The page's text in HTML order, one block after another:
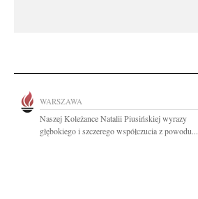
WARSZAWA
Naszej Koleżance Natalii Piusińskiej wyrazy
głębokiego i szczerego współczucia z powodu...